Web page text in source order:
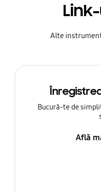
Alte
Bucură-te de
Află